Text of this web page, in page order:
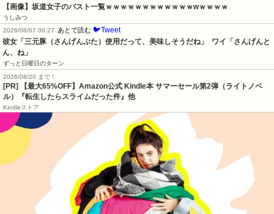
【画像】坂道女子のバスト一覧ｗｗｗｗｗｗｗｗｗｗｗｗwｗｗｗｗ
うしみつ
2026/08/07 00:27
あとで読む 🐦Tweet
彼女「三元豚（さんげんぶた）使用だって、美味しそうだね」  ワイ「さんげんと
ん、ね」
ずっと日曜日のターン
2026/08/20 まで！
[PR]
【最大65%OFF】Amazon公式 Kindle本 サマーセール第2弾（ライトノベ
ル）『転生したらスライムだった件』他
Kindleストア